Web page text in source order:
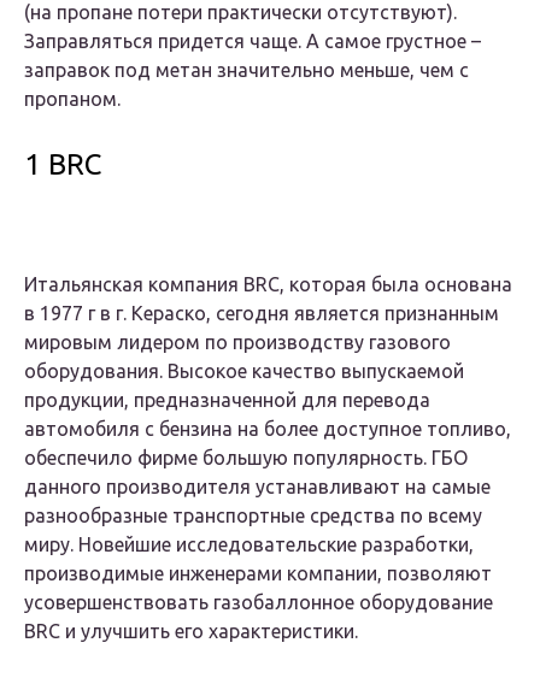
(на пропане потери практически отсутствуют).
Заправляться придется чаще. А самое грустное –
заправок под метан значительно меньше, чем с
пропаном.
1 BRC
Итальянская компания BRC, которая была основана
в 1977 г в г. Кераско, сегодня является признанным
мировым лидером по производству газового
оборудования. Высокое качество выпускаемой
продукции, предназначенной для перевода
автомобиля с бензина на более доступное топливо,
обеспечило фирме большую популярность. ГБО
данного производителя устанавливают на самые
разнообразные транспортные средства по всему
миру. Новейшие исследовательские разработки,
производимые инженерами компании, позволяют
усовершенствовать газобаллонное оборудование
BRC и улучшить его характеристики.